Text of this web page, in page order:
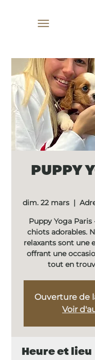
PUPPY
dim. 22 mars
  |
Puppy Yoga
chiots adorables.
relaxants sont une
offrant une
tout en
Ouverture de
Voir
Heure et lieu